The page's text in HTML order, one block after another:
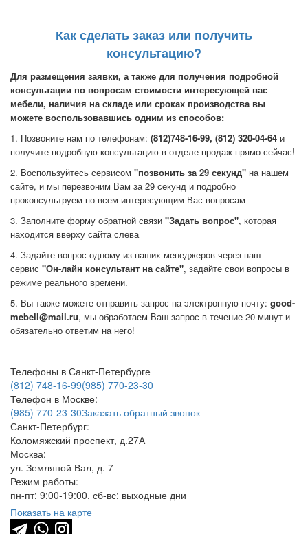
Как сделать заказ или получить
консультацию?
Для размещения заявки, а также для получения подробной
консультации по вопросам стоимости интересующей вас
мебели, наличия на складе или сроках производства вы
можете воспользовавшись одним из способов:
1. Позвоните нам по телефонам: (812)748-16-99, (812) 320-04-64 и
получите подробную консультацию в отделе продаж прямо сейчас!
2. Воспользуйтесь сервисом "позвонить за 29 секунд" на нашем
сайте, и мы перезвоним Вам за 29 секунд и подробно
проконсультруем по всем интересующим Вас вопросам
3. Заполните форму обратной связи "Задать вопрос", которая
находится вверху сайта слева
4. Задайте вопрос одному из наших менеджеров через наш
сервис "Он-лайн консультант на сайте", задайте свои вопросы в
режиме реального времени.
5. Вы также можете отправить запрос на электронную почту: good-
mebell@mail.ru, мы обработаем Ваш запрос в течение 20 минут и
обязательно ответим на него!
Телефоны в Санкт-Петербурге
(812) 748-16-99(985) 770-23-30
Телефон в Москве:
(985) 770-23-30Заказать обратный звонок
Санкт-Петербург:
Коломяжский проспект, д.27А
Москва:
ул. Земляной Вал, д. 7
Режим работы:
пн-пт: 9:00-19:00, сб-вс: выходные дни
Показать на карте